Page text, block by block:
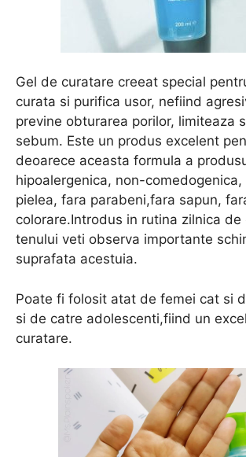
Gel de curatare creeat special
curata si purifica usor, nefiind
previne obturarea porilor, limiteaza
sebum. Este un produs excelent
deoarece aceasta formula a
hipoalergenica, non-comedogenica,
pielea, fara parabeni,fara sapun,
colorare.Introdus in rutina zilnica de
tenului veti observa importante
suprafata acestuia.
Poate fi folosit atat de femei cat si
si de catre adolescenti,fiind un
curatare.